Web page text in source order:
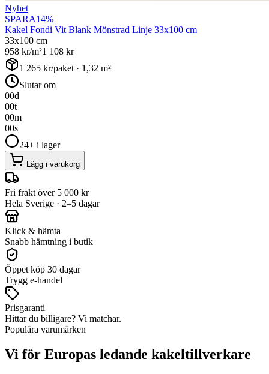
Nyhet
SPARA14%
Kakel Fondi Vit Blank Mönstrad Linje 33x100 cm
33x100 cm
958 kr/m²1 108 kr
1 265 kr/paket · 1,32 m²
Slutar om
00d
00t
00m
00s
24+ i lager
Lägg i varukorg
Fri frakt över 5 000 kr
Hela Sverige · 2–5 dagar
Klick & hämta
Snabb hämtning i butik
Öppet köp 30 dagar
Trygg e-handel
Prisgaranti
Hittar du billigare? Vi matchar.
Populära varumärken
Vi för Europas ledande kakeltillverkare